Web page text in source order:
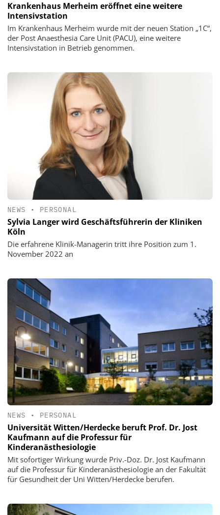
Krankenhaus Merheim eröffnet eine weitere
Intensivstation
Im Krankenhaus Merheim wurde mit der neuen Station „1C“,
der Post Anaesthesia Care Unit (PACU), eine weitere
Intensivstation in Betrieb genommen.
NEWS • PERSONAL
Sylvia Langer wird Geschäftsführerin der Kliniken
Köln
Die erfahrene Klinik-Managerin tritt ihre Position zum 1.
November 2022 an
NEWS • PERSONAL
Universität Witten/Herdecke beruft Prof. Dr. Jost
Kaufmann auf die Professur für
Kinderanästhesiologie
Mit sofortiger Wirkung wurde Priv.-Doz. Dr. Jost Kaufmann
auf die Professur für Kinderanästhesiologie an der Fakultät
für Gesundheit der Uni Witten/Herdecke berufen.